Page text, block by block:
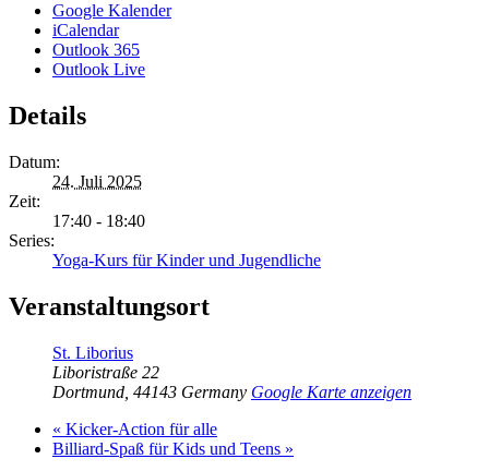
Google Kalender
iCalendar
Outlook 365
Outlook Live
Details
Datum:
24. Juli 2025
Zeit:
17:40 - 18:40
Series:
Yoga-Kurs für Kinder und Jugendliche
Veranstaltungsort
St. Liborius
Liboristraße 22
Dortmund 44143 Germany Google Karte anzeigen
« Kicker-Action für alle
Billiard-Spaß für Kids und Teens »